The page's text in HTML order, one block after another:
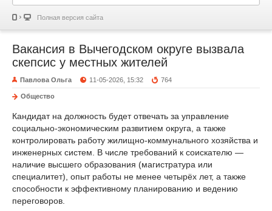
Полная версия сайта
Вакансия в Вычегодском округе вызвала
скепсис у местных жителей
Павлова Ольга 11-05-2026, 15:32 764
Общество
Кандидат на должность будет отвечать за управление
социально-экономическим развитием округа, а также
контролировать работу жилищно-коммунального хозяйства и
инженерных систем. В числе требований к соискателю —
наличие высшего образования (магистратура или
специалитет), опыт работы не менее четырёх лет, а также
способности к эффективному планированию и ведению
переговоров.